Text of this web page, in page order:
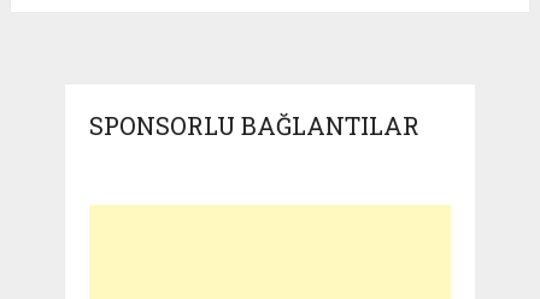
SPONSORLU BAĞLANTILAR